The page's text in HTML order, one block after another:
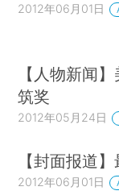
2012年06月01日
【人物新闻
筑奖
2012年05月24日
【封面报道
2012年06月01日